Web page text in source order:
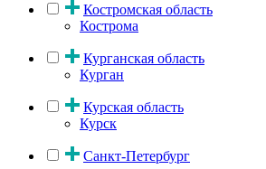
Костромская область
Кострома
Курганская область
Курган
Курская область
Курск
Санкт-Петербург